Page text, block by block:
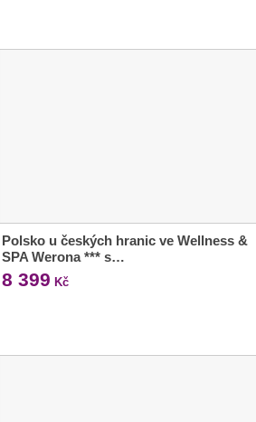
Polsko u českých hranic ve Wellness &
SPA Werona *** s…
8 399 Kč